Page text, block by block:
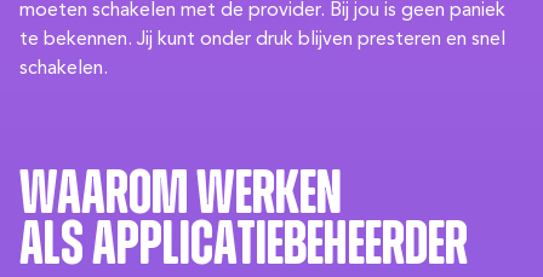
moeten schakelen met de provider. Bij jou is geen paniek
te bekennen. Jij kunt onder druk blijven presteren en snel
schakelen.
Waarom werken
als applicatiebeheerder